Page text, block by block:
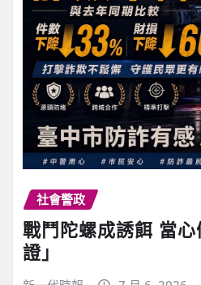
社會警政
戰鬥陀螺成誘餌 當
證」